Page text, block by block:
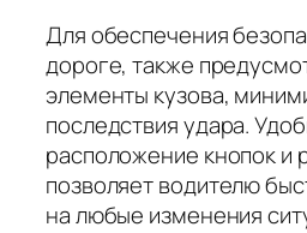
Для обеспечения
дороге, также
элементы кузова,
последствия удара.
расположение кнопок и
позволяет водителю
на любые изменения